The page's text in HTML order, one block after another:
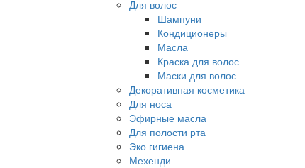
Для волос
Шампуни
Кондиционеры
Масла
Краска для волос
Маски для волос
Декоративная косметика
Для носа
Эфирные масла
Для полости рта
Эко гигиена
Мехенди